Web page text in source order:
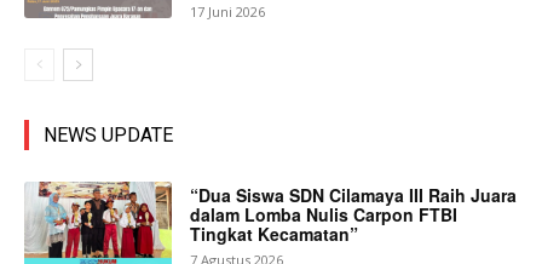
17 Juni 2026
NEWS UPDATE
“Dua Siswa SDN Cilamaya III Raih Juara
dalam Lomba Nulis Carpon FTBI
Tingkat Kecamatan”
7 Agustus 2026